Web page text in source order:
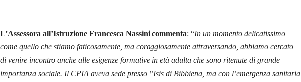
L’Assessora all’Istruzione Francesca Nassini commenta: “In un momento delicatissimo
come quello che stiamo faticosamente, ma coraggiosamente attraversando, abbiamo cercato
di venire incontro anche alle esigenze formative in età adulta che sono ritenute di grande
importanza sociale. Il CPIA aveva sede presso l’Isis di Bibbiena, ma con l’emergenza sanitaria